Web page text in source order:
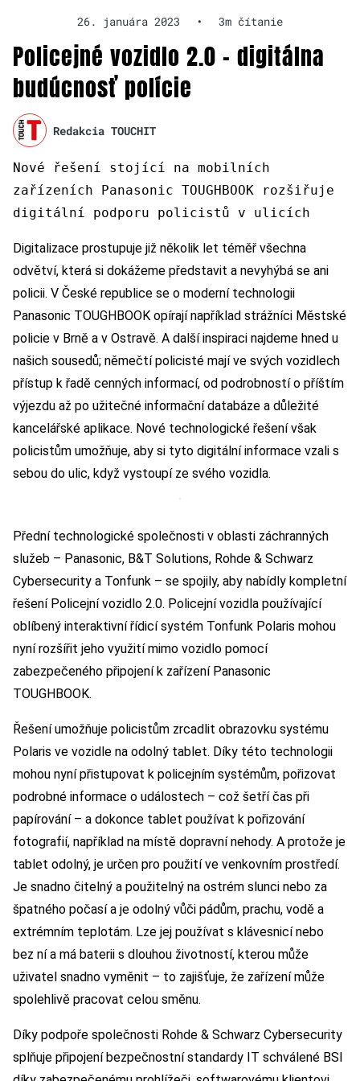
26. januára 2023 • 3m čítanie
Policejné vozidlo 2.0 – digitálna
budúcnosť polície
Redakcia TOUCHIT
Nové řešení stojící na mobilních
zařízeních Panasonic TOUGHBOOK rozšiřuje
digitální podporu policistů v ulicích
Digitalizace prostupuje již několik let téměř všechna
odvětví, která si dokážeme představit a nevyhýbá se ani
policii. V České republice se o moderní technologii
Panasonic TOUGHBOOK opírají například strážníci Městské
policie v Brně a v Ostravě. A další inspiraci najdeme hned u
našich sousedů; němečtí policisté mají ve svých vozidlech
přístup k řadě cenných informací, od podrobností o příštím
výjezdu až po užitečné informační databáze a důležité
kancelářské aplikace. Nové technologické řešení však
policistům umožňuje, aby si tyto digitální informace vzali s
sebou do ulic, když vystoupí ze svého vozidla.
Přední technologické společnosti v oblasti záchranných
služeb – Panasonic, B&T Solutions, Rohde & Schwarz
Cybersecurity a Tonfunk – se spojily, aby nabídly kompletní
řešení Policejní vozidlo 2.0. Policejní vozidla používající
oblíbený interaktivní řídicí systém Tonfunk Polaris mohou
nyní rozšířit jeho využití mimo vozidlo pomocí
zabezpečeného připojení k zařízení Panasonic
TOUGHBOOK.
Řešení umožňuje policistům zrcadlit obrazovku systému
Polaris ve vozidle na odolný tablet. Díky této technologii
mohou nyní přistupovat k policejním systémům, pořizovat
podrobné informace o událostech – což šetří čas při
papírování – a dokonce tablet používat k pořizování
fotografií, například na místě dopravní nehody. A protože je
tablet odolný, je určen pro použití ve venkovním prostředí.
Je snadno čitelný a použitelný na ostrém slunci nebo za
špatného počasí a je odolný vůči pádům, prachu, vodě a
extrémním teplotám. Lze jej používat s klávesnicí nebo
bez ní a má baterii s dlouhou životností, kterou může
uživatel snadno vyměnit – to zajišťuje, že zařízení může
spolehlivě pracovat celou směnu.
Díky podpoře společnosti Rohde & Schwarz Cybersecurity
splňuje připojení bezpečnostní standardy IT schválené BSI